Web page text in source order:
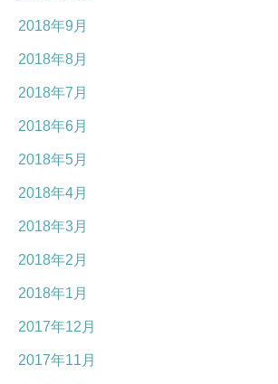
2018年9月
2018年8月
2018年7月
2018年6月
2018年5月
2018年4月
2018年3月
2018年2月
2018年1月
2017年12月
2017年11月